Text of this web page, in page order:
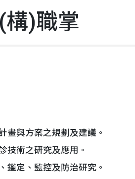
)職掌
畫與方案之規劃及建議。
技術之研究及應用。
鑑定、監控及防治研究。